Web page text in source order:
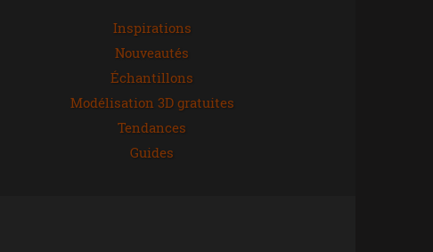
Inspirations
Nouveautés
Échantillons
Modélisation 3D gratuites
Tendances
Guides